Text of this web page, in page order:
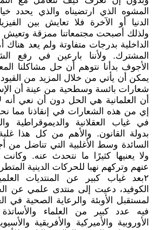
المشوه الذي ارتضيناه والذي يحدد
الدنيا أو الآخرة فلا تعايش بين
ولذلك أصبحت مجتمعاتنا ممزقة
الداخلية بدرجات متفاوتة ولم يعد
المشترك. ولأننا بارعين في رفع
الأجوف بدأنا نتوهم أن حل مشاكلنا
يمكن أن يأتي من خلال المزيد من
شعارات بائسة وسطحية من عينة أن
أن العلمانية هي الحل دون أن نعي
إي من هذه الشعارات في إنقاذنا مما
في غياب العقلانية والديموقراطية
بدولة القانون. والأهم من كل هذا
السائدة وسط الأغلبية التي تناضل من
ولا يعنيها كثيرًا ما نتحدث عنه. وكانت
عنهم وتركهم نهبا للحركات الدينية
٢بعد غياب كبير عن المنتديات
الكوفيد، دعيت إلى منتدى علمي عن
لمستقبل الأوبئة والرعاية الصحية في
فيه عدد كبير من العلماء
الأوروبية والأميركية والأفريقية